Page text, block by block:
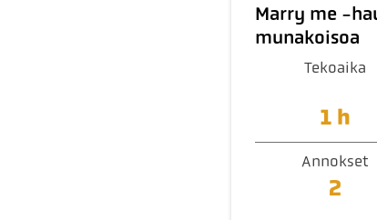
Marry me -
munakoisoa
Tekoaika
1 h
Annokset
2